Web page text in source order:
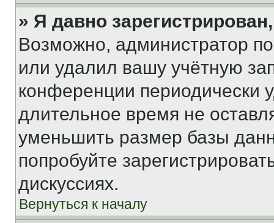
» Я давно
Возможно, администратор
или удалил вашу учётную
конференции периодически
длительное время не
уменьшить размер базы
попробуйте
дискуссиях.
Вернуться к началу